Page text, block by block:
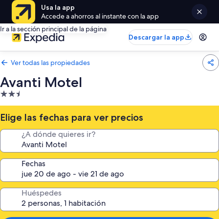
Usa la app
Accede a ahorros al instante con la app
Ir a la sección principal de la página
Descargar la app
Ver todas las propiedades
Avanti Motel
Propiedad
de
2.5
estrellas
Elige las fechas para ver precios
¿A dónde quieres ir?
Fechas
Huéspedes